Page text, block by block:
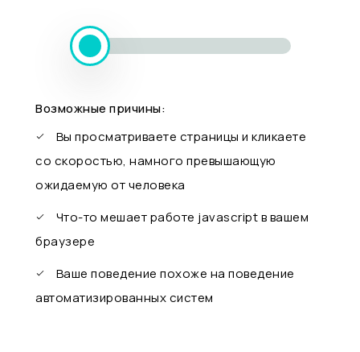
Возможные причины:
Вы просматриваете страницы и кликаете
со скоростью, намного превышающую
ожидаемую от человека
Что-то мешает работе javascript в вашем
браузере
Ваше поведение похоже на поведение
автоматизированных систем